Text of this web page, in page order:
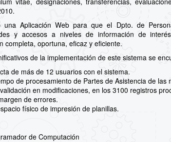
una Aplicación Web para que el Dpto. de
y accesos a niveles de información de
completa, oportuna, eficaz y eficiente.
de la implementación de este sistema se
de más de 12 usuarios con el sistema.
de procesamiento de Partes de Asistencia de las
en modificaciones, en los 3100 registros
de errores.
físico de impresión de planillas.
de Computación